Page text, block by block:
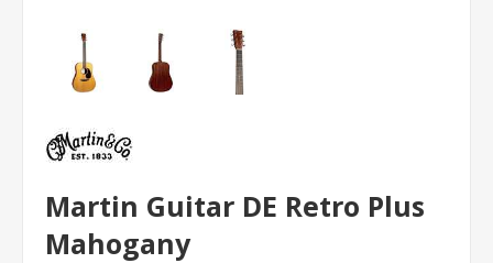
Martin Guitar DE Retro Plus
Mahogany